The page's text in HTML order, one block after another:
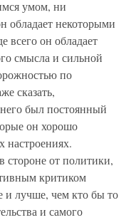
умом, ни
обладает некоторыми
всего он обладает
смысла и сильной
по
сказать,
был постоянный
он хорошо
настроениях.
стороне от политики,
критиком
и лучше, чем кто бы то
и самого